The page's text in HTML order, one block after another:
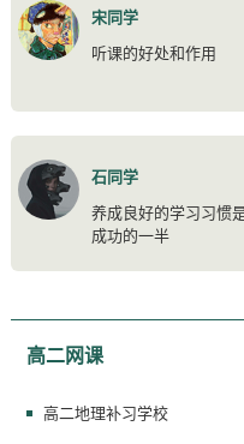
宋同学
听课的好处和作用
石同学
养成良好的学习习惯
成功的一半
高二网课
高二地理补习学校